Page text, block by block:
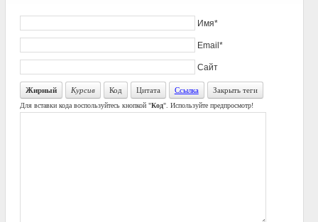
Имя*
Email*
Сайт
Жирный Курсив Код Цитата Ссылка Закрыть теги
Для вставки кода воспользуйтесь кнопкой "Код". Используйте предпросмотр!